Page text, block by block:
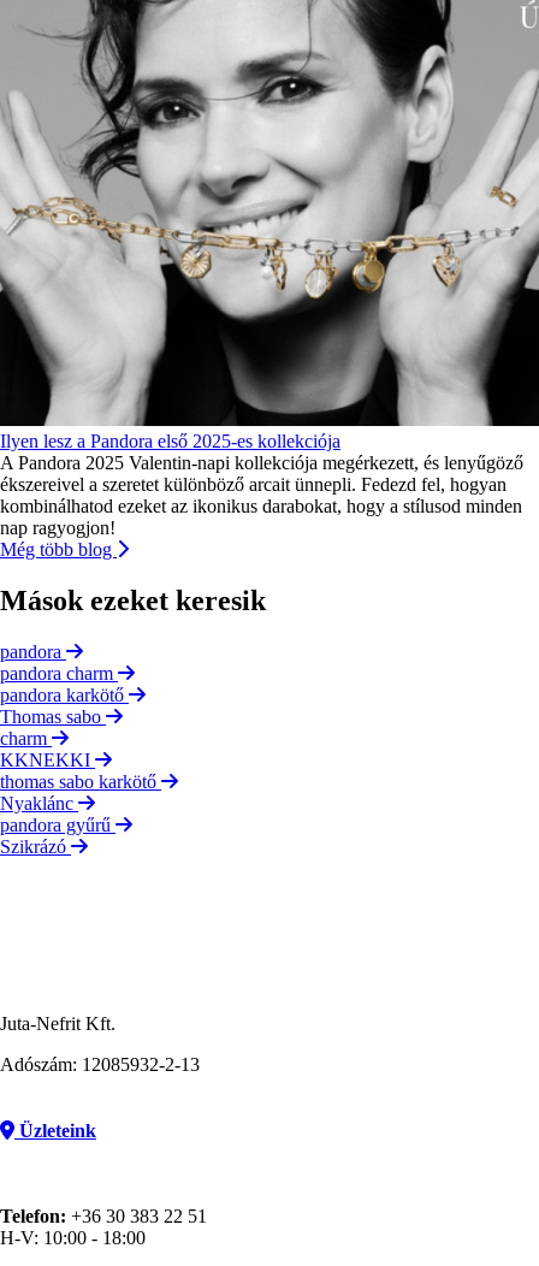
Ilyen lesz a Pandora első 2025-es kollekciója
A Pandora 2025 Valentin-napi kollekciója megérkezett, és lenyűgöző
ékszereivel a szeretet különböző arcait ünnepli. Fedezd fel, hogyan
kombinálhatod ezeket az ikonikus darabokat, hogy a stílusod minden
nap ragyogjon!
Még több blog
Mások ezeket keresik
pandora
pandora charm
pandora karkötő
Thomas sabo
charm
KKNEKKI
thomas sabo karkötő
Nyaklánc
pandora gyűrű
Szikrázó
Juta-Nefrit Kft.
Adószám: 12085932-2-13
Üzleteink
Telefon: +36 30 383 22 51
H-V: 10:00 - 18:00